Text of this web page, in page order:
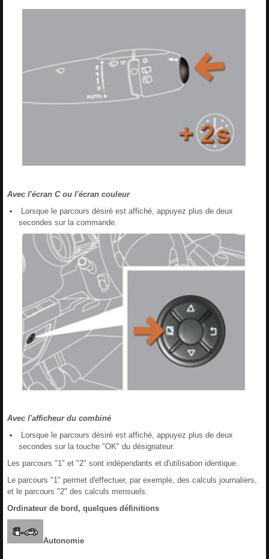
Avec l'écran C ou l'écran couleur
Lorsque le parcours désiré est affiché, appuyez plus de deux
secondes sur la commande.
Avec l'afficheur du combiné
Lorsque le parcours désiré est affiché, appuyez plus de deux
secondes sur la touche "OK" du désignateur.
Les parcours "1" et "2" sont indépendants et d'utilisation identique.
Le parcours "1" permet d'effectuer, par exemple, des calculs journaliers,
et le parcours "2" des calculs mensuels.
Ordinateur de bord, quelques définitions
Autonomie